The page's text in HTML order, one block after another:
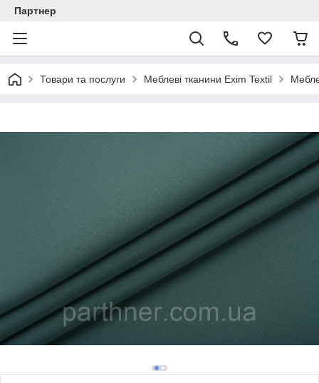
Партнер
Товари та послуги Меблеві тканини Exim Textil